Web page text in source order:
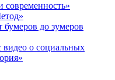
современность»
бумеров до зумеров
видео о социальных